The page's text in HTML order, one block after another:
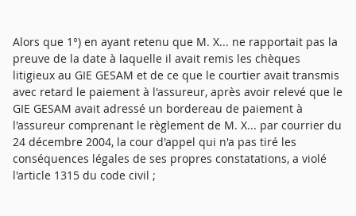
Alors que 1°) en ayant retenu que M. X... ne rapportait pas la
preuve de la date à laquelle il avait remis les chèques
litigieux au GIE GESAM et de ce que le courtier avait transmis
avec retard le paiement à l'assureur, après avoir relevé que le
GIE GESAM avait adressé un bordereau de paiement à
l'assureur comprenant le règlement de M. X... par courrier du
24 décembre 2004, la cour d'appel qui n'a pas tiré les
conséquences légales de ses propres constatations, a violé
l'article 1315 du code civil ;